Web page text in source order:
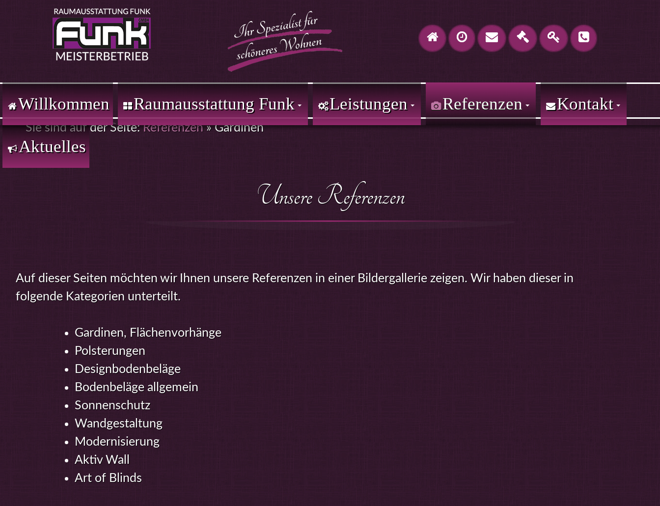
Willkommen Raumausstattung Funk Leistungen Referenzen Kontakt
Aktuelles
Sie sind auf der Seite:Referenzen » Gardinen
Unsere Referenzen
Auf dieser Seiten möchten wir Ihnen unsere Referenzen in einer Bildergallerie zeigen. Wir haben dieser in
folgende Kategorien unterteilt.
Gardinen, Flächenvorhänge
Polsterungen
Designbodenbeläge
Bodenbeläge allgemein
Sonnenschutz
Wandgestaltung
Modernisierung
Aktiv Wall
Art of Blinds